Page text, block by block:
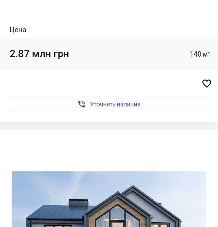
Цена:
2.87 млн грн 140 м²

 Уточнить наличие